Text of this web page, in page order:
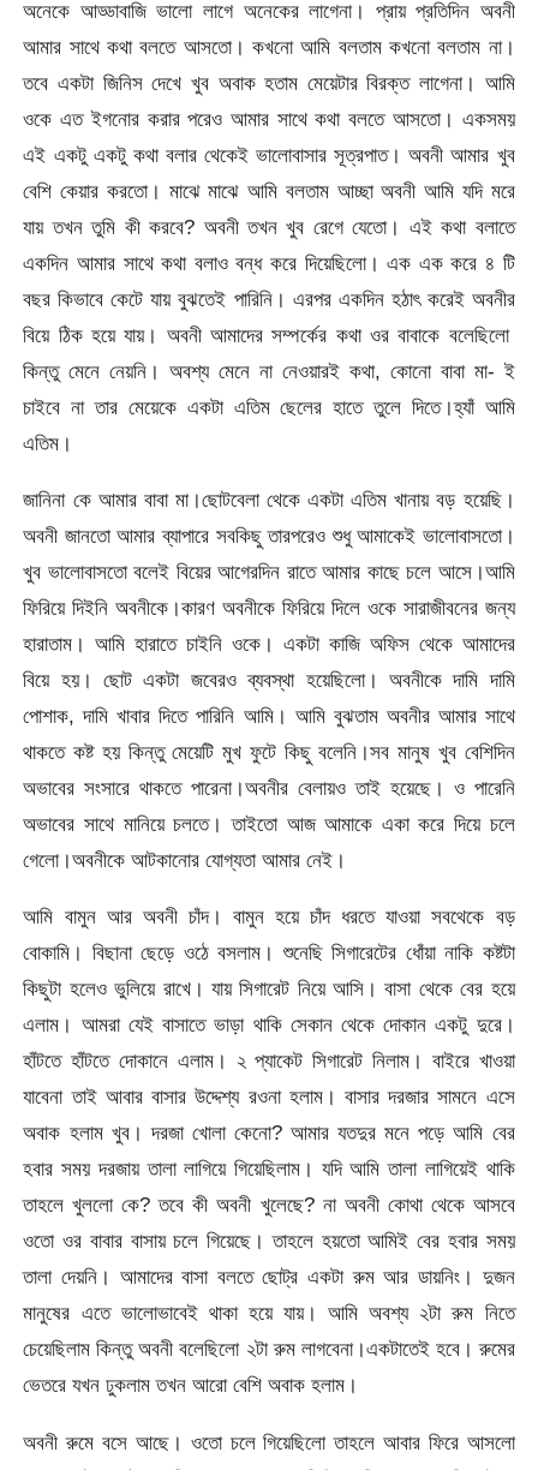
অনেকে আড্ডাবাজি ভালো লাগে অনেকের লাগেনা। প্রায় প্রতিদিন অবনী
আমার সাথে কথা বলতে আসতো। কখনো আমি বলতাম কখনো বলতাম না।
তবে একটা জিনিস দেখে খুব অবাক হতাম মেয়েটার বিরক্ত লাগেনা। আমি
ওকে এত ইগনোর করার পরেও আমার সাথে কথা বলতে আসতো। একসময়
এই একটু একটু কথা বলার থেকেই ভালোবাসার সূত্রপাত। অবনী আমার খুব
বেশি কেয়ার করতো। মাঝে মাঝে আমি বলতাম আচ্ছা অবনী আমি যদি মরে
যায় তখন তুমি কী করবে? অবনী তখন খুব রেগে যেতো। এই কথা বলাতে
একদিন আমার সাথে কথা বলাও বন্ধ করে দিয়েছিলো। এক এক করে ৪ টি
বছর কিভাবে কেটে যায় বুঝতেই পারিনি। এরপর একদিন হঠাৎ করেই অবনীর
বিয়ে ঠিক হয়ে যায়। অবনী আমাদের সম্পর্কের কথা ওর বাবাকে বলেছিলো
কিন্তু মেনে নেয়নি। অবশ্য মেনে না নেওয়ারই কথা, কোনো বাবা মা- ই
চাইবে না তার মেয়েকে একটা এতিম ছেলের হাতে তুলে দিতে।হ্যাঁ আমি
এতিম।
জানিনা কে আমার বাবা মা।ছোটবেলা থেকে একটা এতিম খানায় বড় হয়েছি।
অবনী জানতো আমার ব্যাপারে সবকিছু তারপরেও শুধু আমাকেই ভালোবাসতো।
খুব ভালোবাসতো বলেই বিয়ের আগেরদিন রাতে আমার কাছে চলে আসে।আমি
ফিরিয়ে দিইনি অবনীকে।কারণ অবনীকে ফিরিয়ে দিলে ওকে সারাজীবনের জন্য
হারাতাম। আমি হারাতে চাইনি ওকে। একটা কাজি অফিস থেকে আমাদের
বিয়ে হয়। ছোট একটা জবেরও ব্যবস্থা হয়েছিলো। অবনীকে দামি দামি
পোশাক, দামি খাবার দিতে পারিনি আমি। আমি বুঝতাম অবনীর আমার সাথে
থাকতে কষ্ট হয় কিন্তু মেয়েটি মুখ ফুটে কিছু বলেনি।সব মানুষ খুব বেশিদিন
অভাবের সংসারে থাকতে পারেনা।অবনীর বেলায়ও তাই হয়েছে। ও পারেনি
অভাবের সাথে মানিয়ে চলতে। তাইতো আজ আমাকে একা করে দিয়ে চলে
গেলো।অবনীকে আটকানোর যোগ্যতা আমার নেই।
আমি বামুন আর অবনী চাঁদ। বামুন হয়ে চাঁদ ধরতে যাওয়া সবথেকে বড়
বোকামি। বিছানা ছেড়ে ওঠে বসলাম। শুনেছি সিগারেটের ধোঁয়া নাকি কষ্টটা
কিছুটা হলেও ভুলিয়ে রাখে। যায় সিগারেট নিয়ে আসি। বাসা থেকে বের হয়ে
এলাম। আমরা যেই বাসাতে ভাড়া থাকি সেকান থেকে দোকান একটু দুরে।
হাঁটতে হাঁটতে দোকানে এলাম। ২ প্যাকেট সিগারেট নিলাম। বাইরে খাওয়া
যাবেনা তাই আবার বাসার উদ্দেশ্য রওনা হলাম। বাসার দরজার সামনে এসে
অবাক হলাম খুব। দরজা খোলা কেনো? আমার যতদুর মনে পড়ে আমি বের
হবার সময় দরজায় তালা লাগিয়ে গিয়েছিলাম। যদি আমি তালা লাগিয়েই থাকি
তাহলে খুললো কে? তবে কী অবনী খুলেছে? না অবনী কোথা থেকে আসবে
ওতো ওর বাবার বাসায় চলে গিয়েছে। তাহলে হয়তো আমিই বের হবার সময়
তালা দেয়নি। আমাদের বাসা বলতে ছোট্র একটা রুম আর ডায়নিং। দুজন
মানুষের এতে ভালোভাবেই থাকা হয়ে যায়। আমি অবশ্য ২টা রুম নিতে
চেয়েছিলাম কিন্তু অবনী বলেছিলো ২টা রুম লাগবেনা।একটাতেই হবে। রুমের
ভেতরে যখন ঢুকলাম তখন আরো বেশি অবাক হলাম।
অবনী রুমে বসে আছে। ওতো চলে গিয়েছিলো তাহলে আবার ফিরে আসলো